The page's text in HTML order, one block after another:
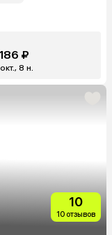
₽
8 н.
10
10 отзывов